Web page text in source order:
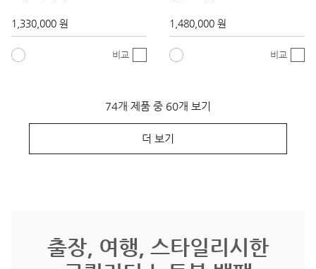
1,330,000 원
비교
1,480,000 원
비교
74개 제품 중 60개 보기
더 보기
출장, 여행, 스타일리시한